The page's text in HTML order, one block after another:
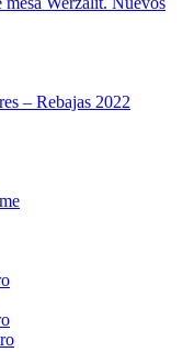
– Rebajas 2022